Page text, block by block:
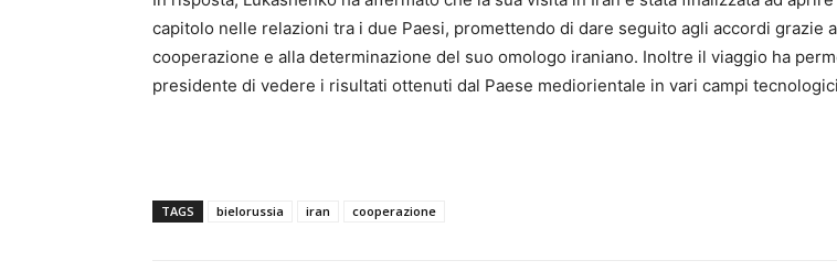
capitolo nelle relazioni tra i due Paesi, promettendo di dare seguito agli accordi grazie
cooperazione e alla determinazione del suo omologo iraniano. Inoltre il viaggio ha
presidente di vedere i risultati ottenuti dal Paese mediorientale in vari campi
TAGS bielorussia iran cooperazione